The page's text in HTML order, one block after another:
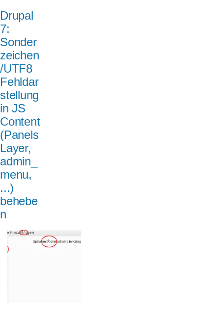
Drupal
7:
Sonder
zeichen
/UTF8
Fehldar
stellung
in JS
Content
(Panels
Layer,
admin_
menu,
...)
behebe
n